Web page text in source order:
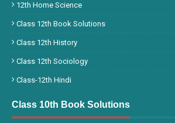
12th Home Science
Class 12th Book Solutions
Class 12th History
Class 12th Sociology
Class-12th Hindi
Class 10th Book Solutions